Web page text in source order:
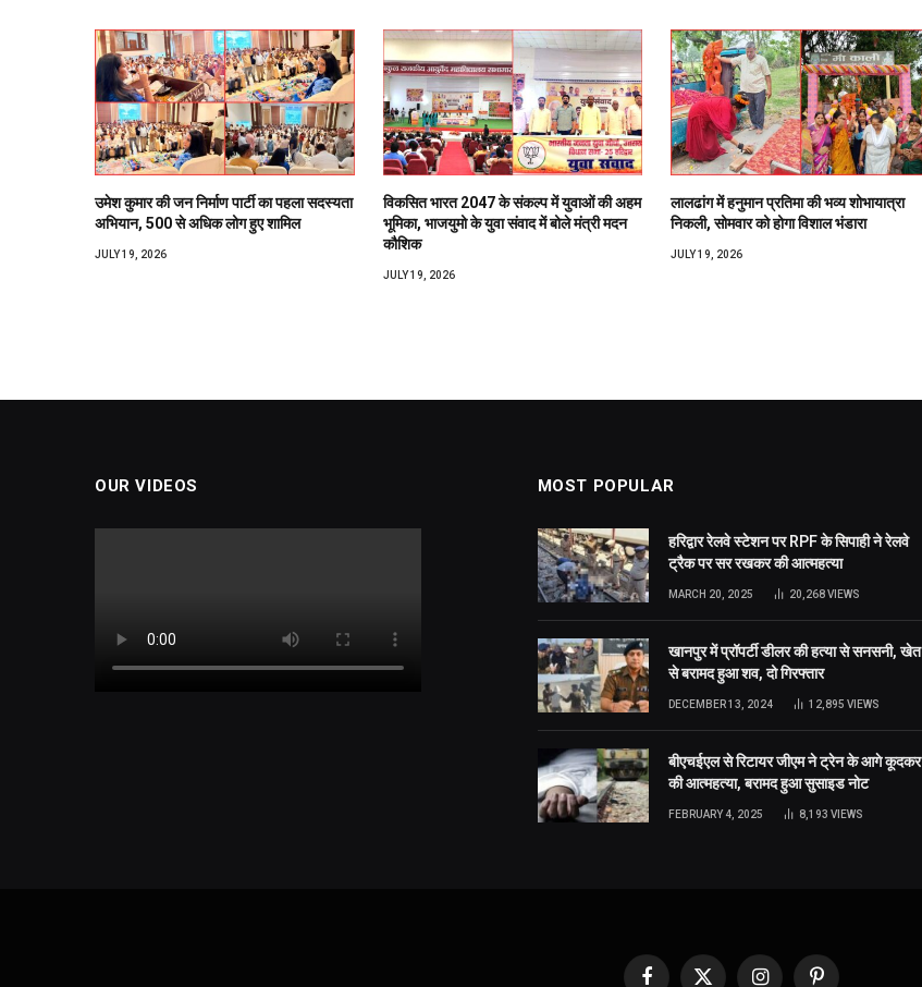
उमेश कुमार की जन निर्माण पार्टी का पहला सदस्यता
अभियान, 500 से अधिक लोग हुए शामिल
JULY 19, 2026
विकसित भारत 2047 के संकल्प में युवाओं की अहम
भूमिका, भाजयुमो के युवा संवाद में बोले मंत्री मदन
कौशिक
JULY 19, 2026
लालढांग में हनुमान प्रतिमा की भव्य शोभायात्रा
निकली, सोमवार को होगा विशाल भंडारा
JULY 19, 2026
OUR VIDEOS MOST POPULAR
हरिद्वार रेलवे स्टेशन पर RPF के सिपाही ने रेलवे
ट्रैक पर सर रखकर की आत्महत्या
MARCH 20, 2025 20,268VIEWS
खानपुर में प्रॉपर्टी डीलर की हत्या से सनसनी, खेत
से बरामद हुआ शव, दो गिरफ्तार
DECEMBER 13, 2024 12,895 VIEWS
बीएचईएल से रिटायर जीएम ने ट्रेन के आगे कूदकर
की आत्महत्या, बरामद हुआ सुसाइड नोट
FEBRUARY 4, 2025 8,193 VIEWS